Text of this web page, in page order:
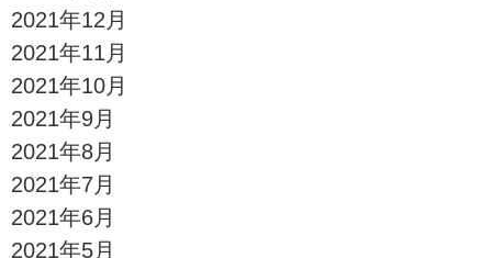
2021年12月
2021年11月
2021年10月
2021年9月
2021年8月
2021年7月
2021年6月
2021年5月